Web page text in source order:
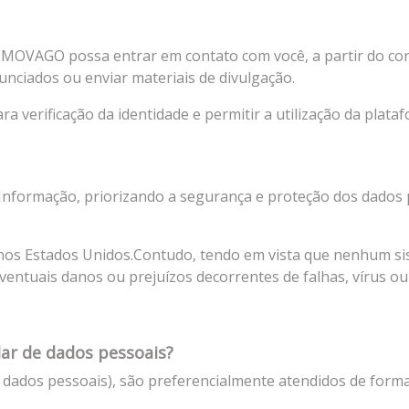
possa entrar em contato com você, a partir do
ou enviar materiais de divulgação.
verificação da identidade e permitir a utilização da
priorizando a segurança e proteção dos
Estados Unidos.Contudo, tendo em vista que nenhum
danos ou prejuízos decorrentes de falhas, vírus
de dados pessoais?
pessoais), são preferencialmente atendidos de